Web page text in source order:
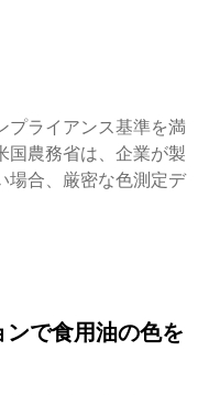
プライアンス基準を満
国農務省は、企業が製
場合、厳密な色測定デ
で食用油の色を